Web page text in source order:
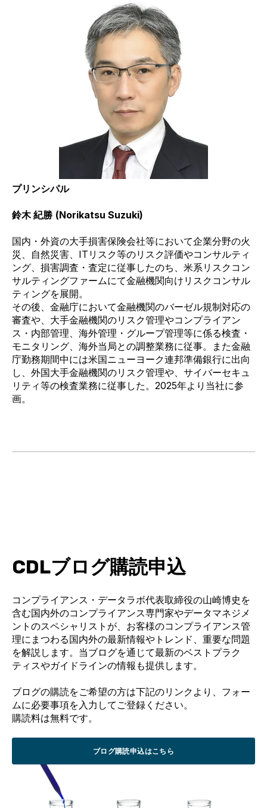
プリンシパル
鈴木 紀勝 (Norikatsu Suzuki)
国内・外資の大手損害保険会社等において企業分野の火
災、自然災害、 IT リスク等のリスク評価やコンサルティ
ング、 損害調査・査定に従事したのち、米系リスクコン
サルティングファームにて金融機関向けリスクコンサル
ティングを展開。
その後、金融庁において金融機関のバーゼル規制対応の
審査や、大手金融機関のリスク管理やコンプライアン
ス・内部管理、海外管理・グループ管理等に係る検査・
モニタリング、海外当局との調整業務に従事。また金融
庁勤務期間中には米国ニューヨーク連邦準備銀行に出向
し、外国大手金融機関のリスク管理や、サイバーセキュ
リティ等の検査業務に従事した。 2025年より当社に参
画。
CDLブログ購読申込
コンプライアンス・データラボ代表取締役の山崎博史を
含む国内外のコンプライアンス専門家やデータマネジメ
ントのスペシャリストが、お客様のコンプライアンス管
理にまつわる国内外の最新情報やトレンド、重要な問題
を解説します。 当ブログを通じて最新のベストプラク
ティスやガイドラインの情報も提供します。
ブログの購読をご希望の方は下記のリンクより、フォー
ムに必要事項を入力してご登録くださ い。
購読料は無料です。
ブログ購読申込はこちら